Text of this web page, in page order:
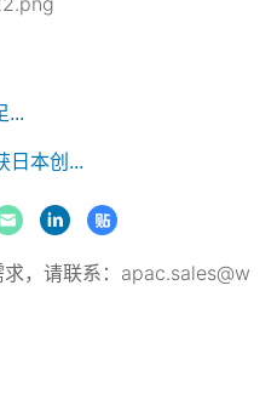
...
日本创...
，请联系： apac.sales@w